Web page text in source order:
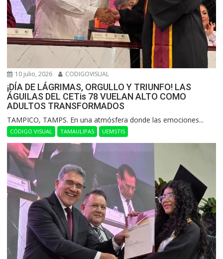
10 julio, 2026 CODIGOVISUAL
¡DÍA DE LÁGRIMAS, ORGULLO Y TRIUNFO! LAS
ÁGUILAS DEL CETis 78 VUELAN ALTO COMO
ADULTOS TRANSFORMADOS
​TAMPICO, TAMPS. En una atmósfera donde las emociones...
CÓDIGO VISUAL TAMAULIPAS UEMSTIS